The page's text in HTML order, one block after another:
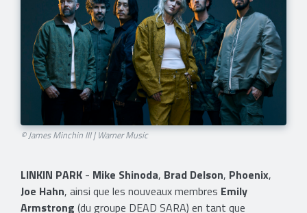
© James Minchin III | Warner Music
LINKIN PARK - Mike Shinoda, Brad Delson, Phoenix,
Joe Hahn, ainsi que les nouveaux membres Emily
Armstrong (du groupe DEAD SARA) en tant que